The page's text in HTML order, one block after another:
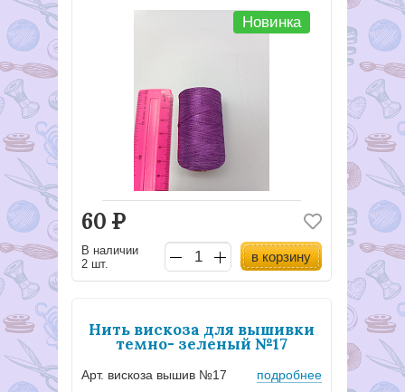
Новинка
60 Р
В наличии
2 шт.
в корзину
Нить вискоза для вышивки
темно- зеленый №17
Арт. вискоза вышив №17 подробнее